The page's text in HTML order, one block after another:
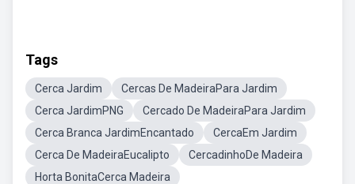
Tags
Cerca Jardim
Cercas De MadeiraPara Jardim
Cerca JardimPNG
Cercado De MadeiraPara Jardim
Cerca Branca JardimEncantado
CercaEm Jardim
Cerca De MadeiraEucalipto
CercadinhoDe Madeira
Horta BonitaCerca Madeira